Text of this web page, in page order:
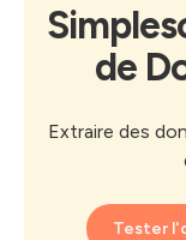
de
Extraire des
Tester